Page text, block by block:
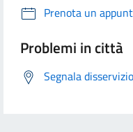
Prenota un
Problemi in città
Segnala disservizio